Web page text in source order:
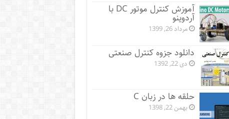
آموزش کنترل موتور DC با
آردوینو
مرداد 26, 1399
دانلود جزوه کنترل صنعتی
دی 22, 1392
حلقه ها در زبان C
بهمن 22, 1398